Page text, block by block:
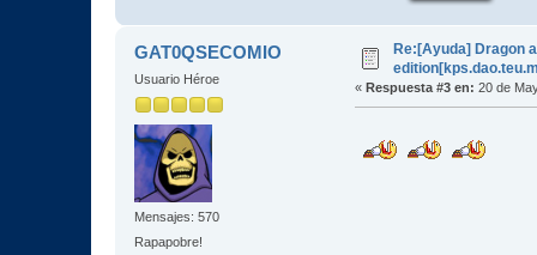
GAT0QSECOMIO
Usuario Héroe
Mensajes: 570
Rapapobre!
Re:[Ayuda] Dragon
« Respuesta #3 en: 20 de